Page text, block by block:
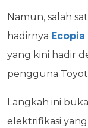
Namun, salah
hadirnya Ecopia
yang kini hadir
pengguna
Langkah ini
elektrifikasi